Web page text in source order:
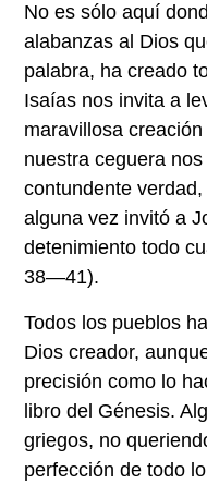
No es sólo aquí
alabanzas al Dios
palabra, ha creado
Isaías nos invita a
maravillosa
nuestra ceguera
contundente
alguna vez invitó a
detenimiento todo
38—41).
Todos los pueblos
Dios creador,
precisión como lo
libro del Génesis.
griegos, no
perfección de todo